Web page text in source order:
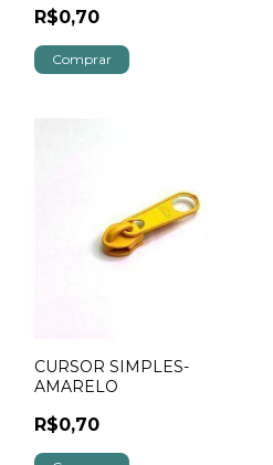
R$0,70
CURSOR SIMPLES-
AMARELO
R$0,70